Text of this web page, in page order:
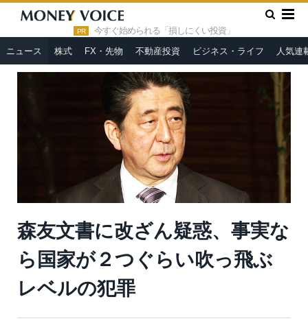
PR 今すぐ始められる「損しにくい投資」
ニュース 株式 FX・先物 不動産投資 ビジネス・ライフ 人気連
HOME » ニュース »
森友文書に改ざん疑惑、事実なら国家が２
つぐらい吹っ飛ぶレベルの犯罪
森友文書に改ざん疑惑、事実な
ら国家が２つぐらい吹っ飛ぶ
レベルの犯罪